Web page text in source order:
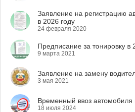
Заявление на регистрацию
в 2026 году
24 февраля 2020
Предписание за тонировку в
9 марта 2021
Заявление на замену
3 мая 2021
Временный ввоз автомобиля
18 июля 2024